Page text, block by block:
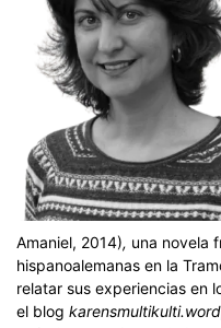
Amaniel, 2014), una novela
hispanoalemanas en la
relatar sus experiencias en
el blog